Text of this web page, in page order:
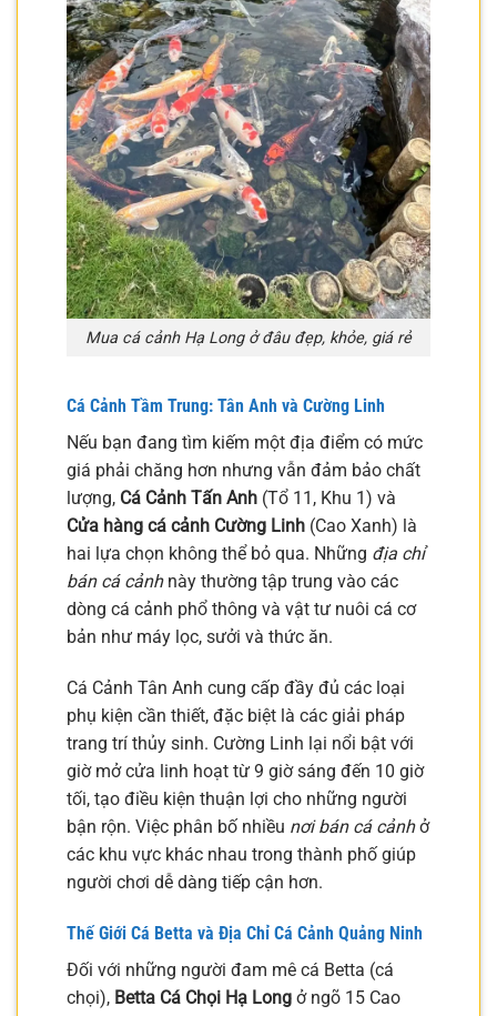
Mua cá cảnh Hạ Long ở đâu đẹp, khỏe, giá rẻ
Cá Cảnh Tầm Trung: Tân Anh và Cường Linh
Nếu bạn đang tìm kiếm một địa điểm có mức
giá phải chăng hơn nhưng vẫn đảm bảo chất
lượng, Cá Cảnh Tấn Anh (Tổ 11, Khu 1) và
Cửa hàng cá cảnh Cường Linh (Cao Xanh) là
hai lựa chọn không thể bỏ qua. Những địa chỉ
bán cá cảnhnày thường tập trung vào các
dòng cá cảnh phổ thông và vật tư nuôi cá cơ
bản như máy lọc, sưởi và thức ăn.
Cá Cảnh Tân Anh cung cấp đầy đủ các loại
phụ kiện cần thiết, đặc biệt là các giải pháp
trang trí thủy sinh. Cường Linh lại nổi bật với
giờ mở cửa linh hoạt từ 9 giờ sáng đến 10 giờ
tối, tạo điều kiện thuận lợi cho những người
bận rộn. Việc phân bố nhiều nơi bán cá cảnhở
các khu vực khác nhau trong thành phố giúp
người chơi dễ dàng tiếp cận hơn.
Thế Giới Cá Betta và Địa Chỉ Cá Cảnh Quảng Ninh
Đối với những người đam mê cá Betta (cá
chọi), Betta Cá Chọi Hạ Long ở ngõ 15 Cao